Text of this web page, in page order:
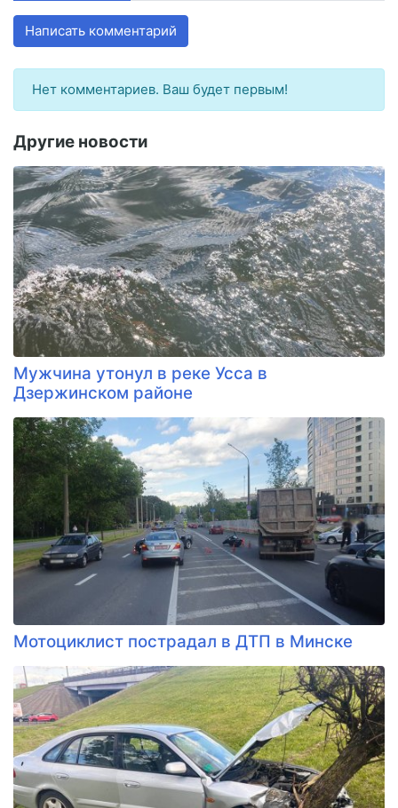
Написать комментарий
Нет комментариев. Ваш будет первым!
Другие новости
Мужчина утонул в реке Усса в
Дзержинском районе
Мотоциклист пострадал в ДТП в Минске